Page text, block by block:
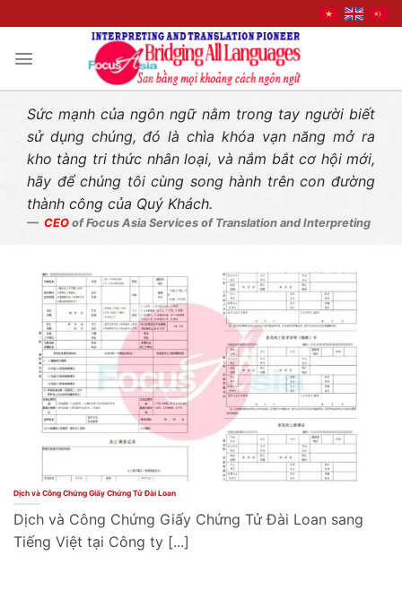
Sức mạnh của ngôn ngữ nằm trong tay người biết
sử dụng chúng, đó là chìa khóa vạn năng mở ra
kho tàng tri thức nhân loại, và nắm bắt cơ hội mới,
hãy để chúng tôi cùng song hành trên con đường
thành công của Quý Khách.
CEO of Focus Asia Services of Translation and Interpreting
Dịch và Công Chứng Giấy Chứng Tử Đài Loan
Dịch và Công Chứng Giấy Chứng Tử Đài Loan sang
Tiếng Việt tại Công ty [...]